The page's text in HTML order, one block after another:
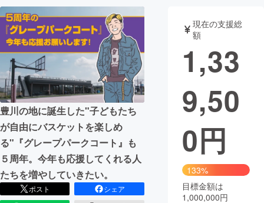
アート・写真 音楽
テクノロジー・ガジェット ゲーム・サ
映像・映画
ビジネス・起業
まちづくり・地域活性化
CAMPFIRE for Social Good CAMPFIRE Creation
豊川の地に誕生した"子どもたち
が自由にバスケットを楽しめ
る"『グレープパークコート』も
５周年。今年も応援してくれる人
たちを増やしていきたい。
ポスト
シェア
現在の支援総
額
1,33
9,50
0円
133%
目標金額は
1,000,000円